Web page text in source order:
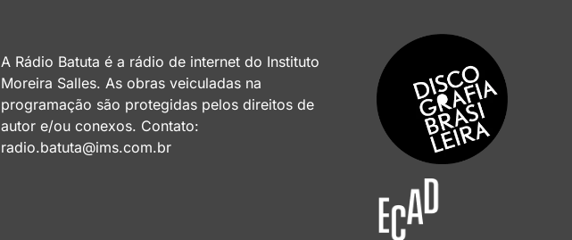
A Rádio Batuta é a rádio de internet do Instituto
Moreira Salles. As obras veiculadas na
programação são protegidas pelos direitos de
autor e/ou conexos. Contato:
radio.batuta@ims.com.br